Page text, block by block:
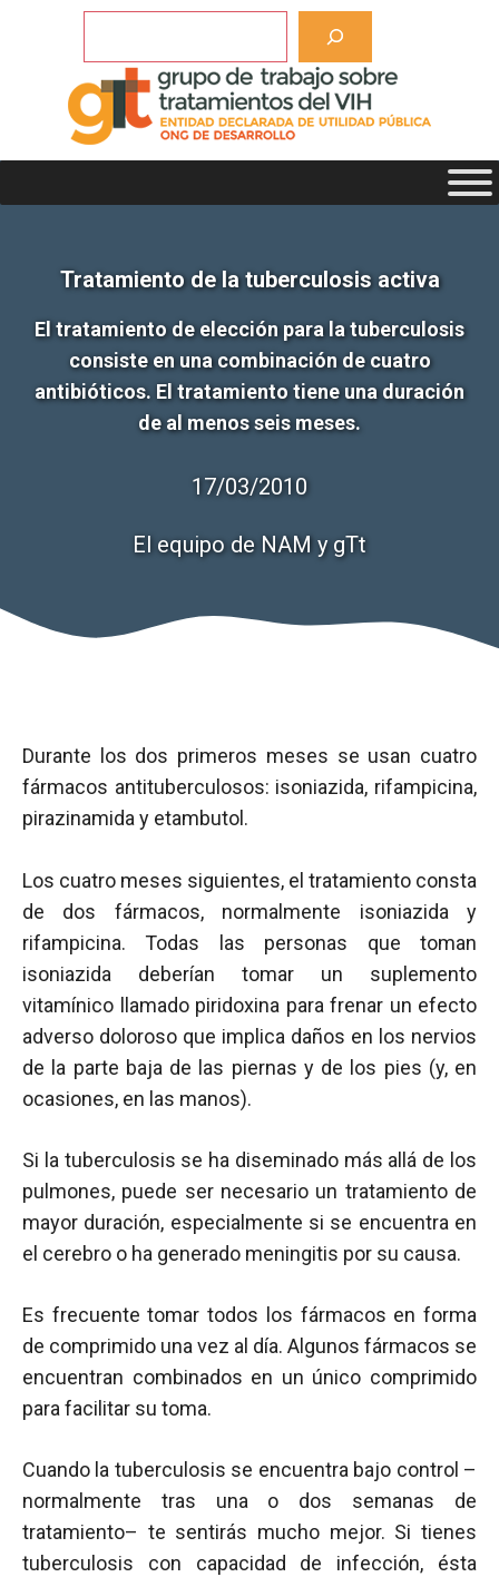
Tratamiento de la tuberculosis activa
El tratamiento de elección para la tuberculosis
consiste en una combinación de cuatro
antibióticos. El tratamiento tiene una duración
de al menos seis meses.
17/03/2010
El equipo de NAM y gTt
Durante los dos primeros meses se usan cuatro
fármacos antituberculosos: isoniazida, rifampicina,
pirazinamida y etambutol.
Los cuatro meses siguientes, el tratamiento consta
de dos fármacos, normalmente isoniazida y
rifampicina. Todas las personas que toman
isoniazida deberían tomar un suplemento
vitamínico llamado piridoxina para frenar un efecto
adverso doloroso que implica daños en los nervios
de la parte baja de las piernas y de los pies (y, en
ocasiones, en las manos).
Si la tuberculosis se ha diseminado más allá de los
pulmones, puede ser necesario un tratamiento de
mayor duración, especialmente si se encuentra en
el cerebro o ha generado meningitis por su causa.
Es frecuente tomar todos los fármacos en forma
de comprimido una vez al día. Algunos fármacos se
encuentran combinados en un único comprimido
para facilitar su toma.
Cuando la tuberculosis se encuentra bajo control –
normalmente tras una o dos semanas de
tratamiento– te sentirás mucho mejor. Si tienes
tuberculosis con capacidad de infección, ésta